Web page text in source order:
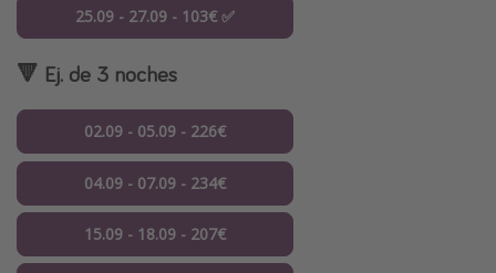
25.09 - 27.09 - 103€ ✅
🔻 Ej. de 3 noches
02.09 - 05.09 - 226€
04.09 - 07.09 - 234€
15.09 - 18.09 - 207€